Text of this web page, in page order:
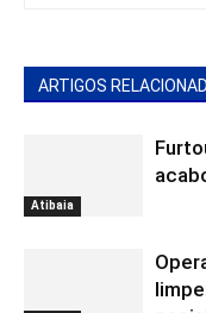
ARTIGOS
Atibaia